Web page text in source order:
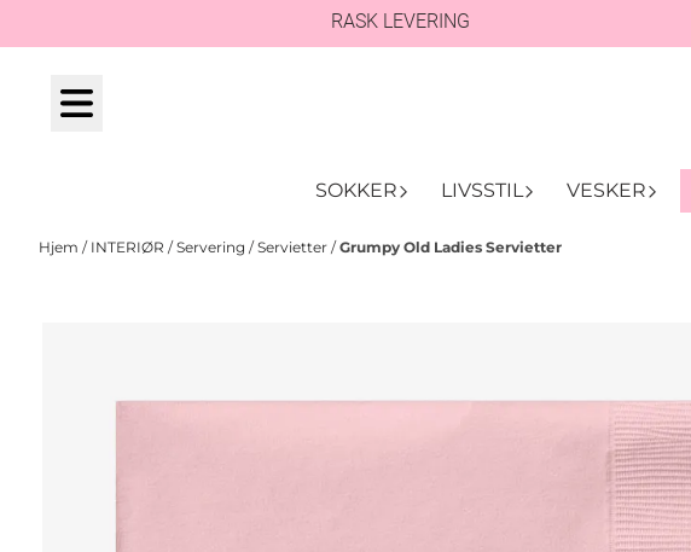
RASK LEVERING
SOKKER LIVSSTIL VESKER
Hjem / INTERIØR /Servering /Servietter /Grumpy Old Ladies Servietter